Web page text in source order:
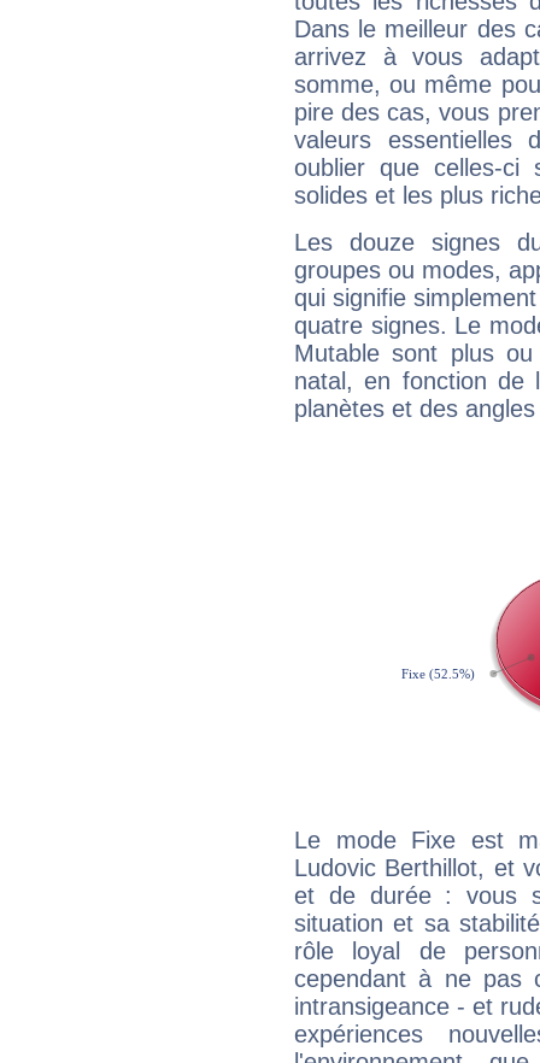
Dans le meilleur des
arrivez à vous
somme, ou même
pire des cas, vous
valeurs
oublier que celles-
solides et les plus
Les douze signes
groupes ou modes,
qui signifie
quatre signes. Le
Mutable sont plus
natal, en fonction de
planètes et des
Le mode Fixe est
Ludovic Berthillot, et
et de durée : vous
situation et sa
rôle loyal de
cependant à ne pas
intransigeance - et
expériences